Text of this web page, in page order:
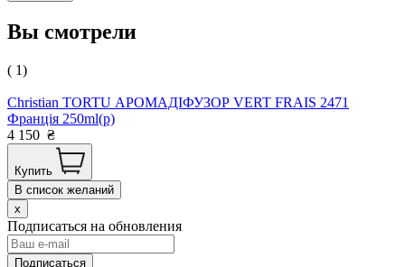
Вы смотрели
( 1)
Christian TORTU АРОМАДІФУЗОР VERT FRAIS 2471
Франція 250ml(р)
4 150 ₴
Купить
В список желаний
x
Подписаться на обновления